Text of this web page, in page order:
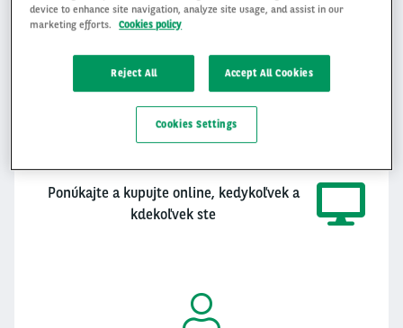
MotorTrade
Motortrade
Takmer 10-ročné skúsenosti spolupráce s
predajcami
Ponúkajte a kupujte online, kedykoľvek a
kdekoľvek ste
device to enhance site navigation, analyze site usage, and assist in our
marketing efforts.
Cookies policy
Reject All Accept All Cookies
Cookies Settings